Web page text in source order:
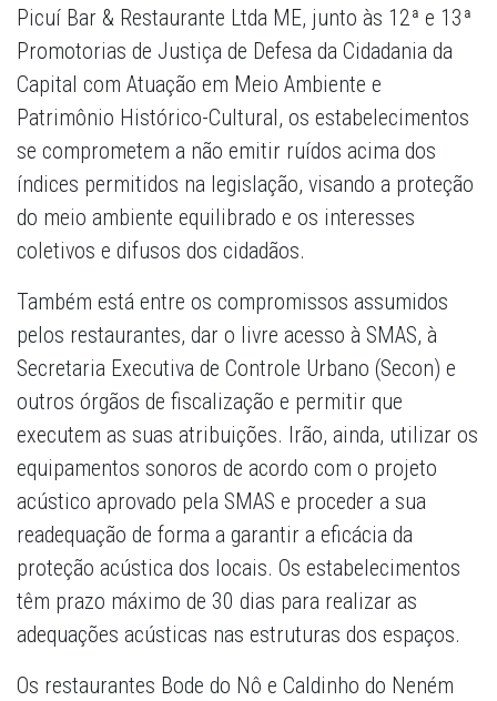
Picuí Bar & Restaurante Ltda ME, junto às 12ª e 13ª
Promotorias de Justiça de Defesa da Cidadania da
Capital com Atuação em Meio Ambiente e
Patrimônio Histórico-Cultural, os estabelecimentos
se comprometem a não emitir ruídos acima dos
índices permitidos na legislação, visando a proteção
do meio ambiente equilibrado e os interesses
coletivos e difusos dos cidadãos.
Também está entre os compromissos assumidos
pelos restaurantes, dar o livre acesso à SMAS, à
Secretaria Executiva de Controle Urbano (Secon) e
outros órgãos de fiscalização e permitir que
executem as suas atribuições. Irão, ainda, utilizar os
equipamentos sonoros de acordo com o projeto
acústico aprovado pela SMAS e proceder a sua
readequação de forma a garantir a eficácia da
proteção acústica dos locais. Os estabelecimentos
têm prazo máximo de 30 dias para realizar as
adequações acústicas nas estruturas dos espaços.
Os restaurantes Bode do Nô e Caldinho do Neném